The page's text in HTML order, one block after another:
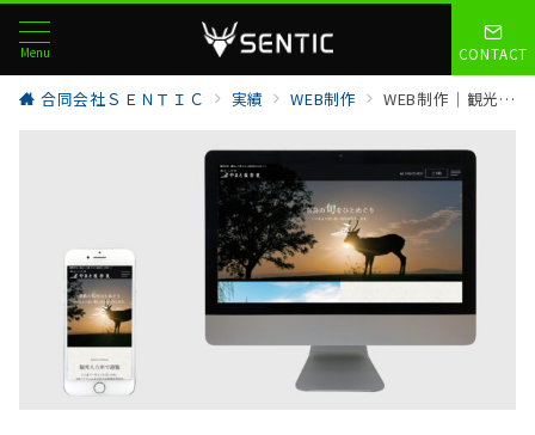
Menu CONTACT
合同会社ＳＥＮＴＩＣ 実績 WEB制作 WEB制作｜観光人力車 やまと屋 様